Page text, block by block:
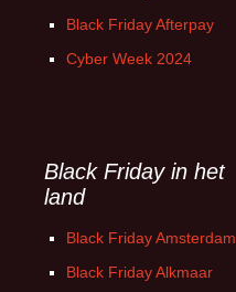
Black Friday Afterpay
Cyber Week 2024
Black Friday in het
land
Black Friday Amsterdam
Black Friday Alkmaar